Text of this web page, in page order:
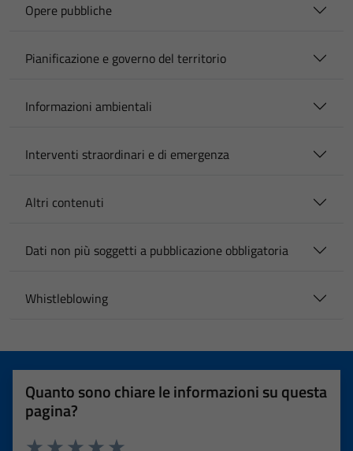
Opere pubbliche
Pianificazione e governo del territorio
Informazioni ambientali
Interventi straordinari e di emergenza
Altri contenuti
Dati non più soggetti a pubblicazione obbligatoria
Whistleblowing
Quanto sono chiare le informazioni su questa
pagina?